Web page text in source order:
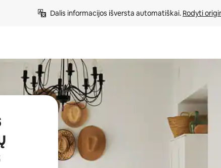
Dalis informacijos išversta automatiškai. Rodyti